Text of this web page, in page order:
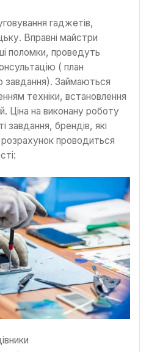
гаджетів,
Вправні майстри
поломки, проведуть
( план
завдання). Займаються
техніки, встановлення
Ціна на виконану роботу
завдання, брендів, які
проводиться